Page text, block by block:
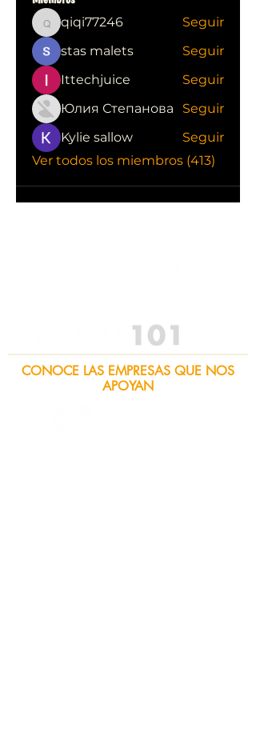
qiqi77246
qiqi77246
Seguir
stas malets
Seguir
Ittechjuice
Seguir
Юлия Степанова
Seguir
Kylie sallow
Seguir
Ver todos los miembros (413)
CONOCE LAS EMPRESAS QUE NOS
APOYAN